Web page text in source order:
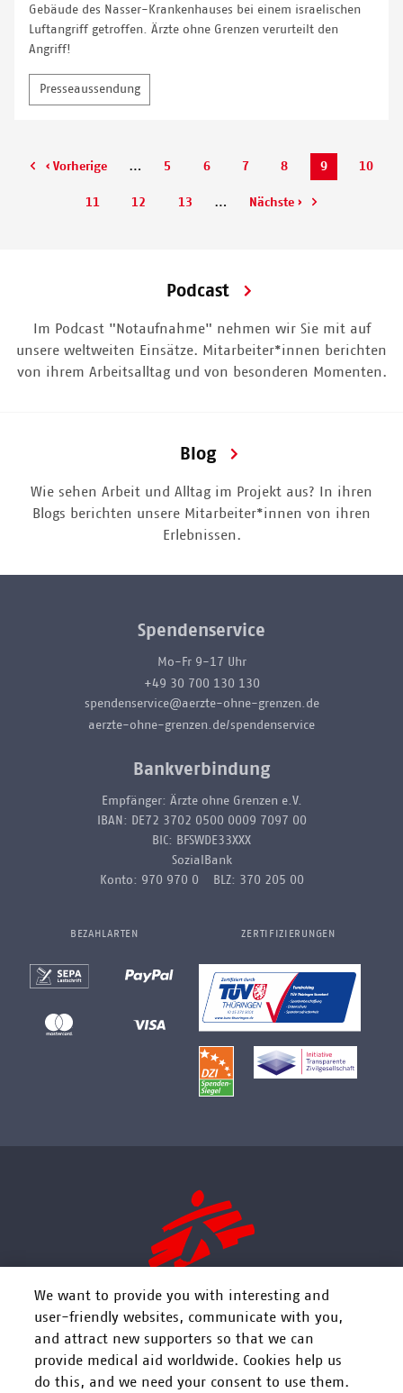
Gebäude des Nasser-Krankenhauses bei einem israelischen
Luftangriff getroffen. Ärzte ohne Grenzen verurteilt den
Angriff!
Presseaussendung
Vorherige
‹ Vorherige … Page
5 Page
6 Page
7 Page
8
Aktuelle
9 Page
10
Page
11 Page
12 Page
13 …
Nächste
Nächste ›
Podcast
Im Podcast "Notaufnahme" nehmen wir Sie mit auf
unsere weltweiten Einsätze. Mitarbeiter*innen berichten
von ihrem Arbeitsalltag und von besonderen Momenten.
Blog
Wie sehen Arbeit und Alltag im Projekt aus? In ihren
Blogs berichten unsere Mitarbeiter*innen von ihren
Erlebnissen.
Spendenservice
Mo-Fr 9-17 Uhr
+49 30 700 130 130
spendenservice@aerzte-ohne-grenzen.de
aerzte-ohne-grenzen.de/spendenservice
Bankverbindung
Empfänger: Ärzte ohne Grenzen e.V.
IBAN: DE72 3702 0500 0009 7097 00
BIC: BFSWDE33XXX
SozialBank
Konto: 970 970 0 BLZ: 370 205 00
BEZAHLARTEN ZERTIFIZIERUNGEN
FOLGEN SIE UNS
We want to provide you with interesting and
user-friendly websites, communicate with you,
and attract new supporters so that we can
provide medical aid worldwide. Cookies help us
do this, and we need your consent to use them.